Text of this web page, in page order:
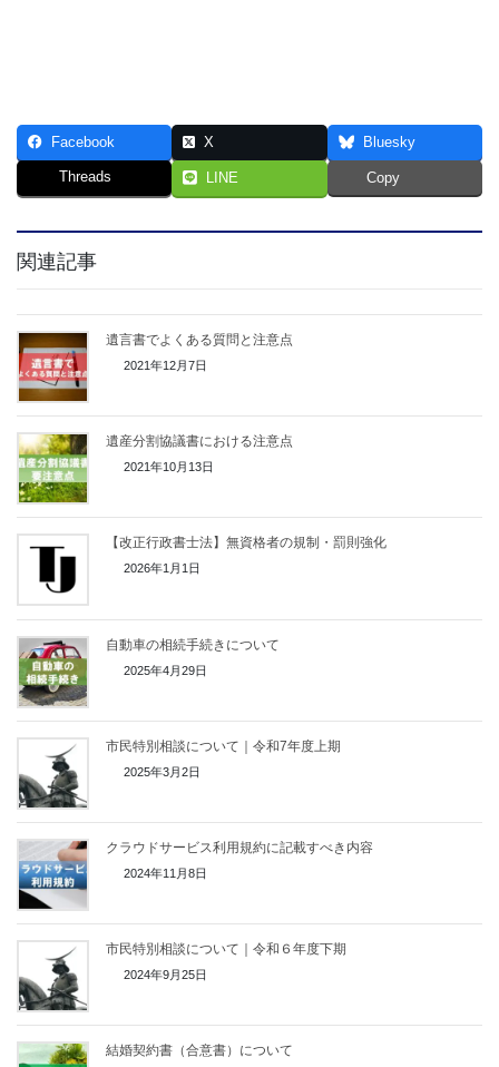
Facebook X Bluesky
Threads LINE Copy
関連記事
遺言書でよくある質問と注意点
2021年12月7日
遺産分割協議書における注意点
2021年10月13日
【改正行政書士法】無資格者の規制・罰則強化
2026年1月1日
自動車の相続手続きについて
2025年4月29日
市民特別相談について｜令和7年度上期
2025年3月2日
クラウドサービス利用規約に記載すべき内容
2024年11月8日
市民特別相談について｜令和６年度下期
2024年9月25日
結婚契約書（合意書）について